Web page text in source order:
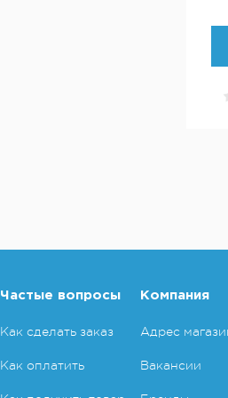
Частые вопросы
Как сделать заказ
Как оплатить
Компания
Адрес
Вакансии